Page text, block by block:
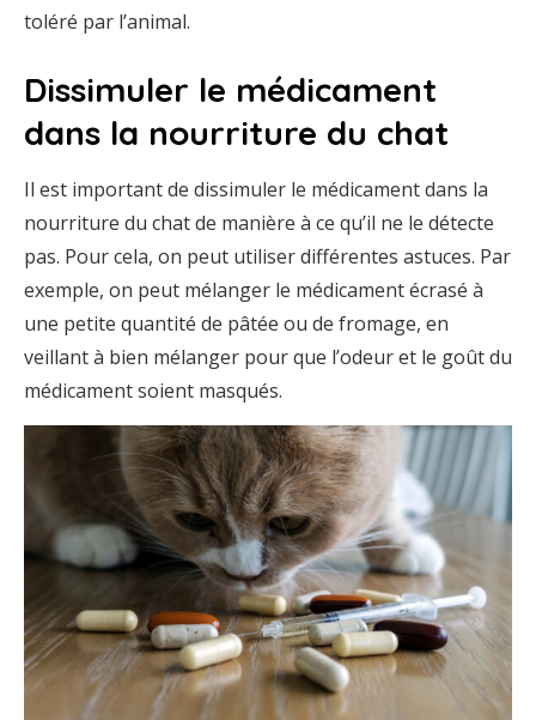
toléré par l’animal.
Dissimuler le médicament
dans la nourriture du chat
Il est important de dissimuler le médicament dans la
nourriture du chat de manière à ce qu’il ne le détecte
pas. Pour cela, on peut utiliser différentes astuces. Par
exemple, on peut mélanger le médicament écrasé à
une petite quantité de pâtée ou de fromage, en
veillant à bien mélanger pour que l’odeur et le goût du
médicament soient masqués.